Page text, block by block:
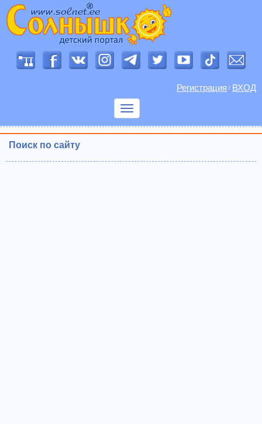
Регистрация / ВХОД
Показать
Поиск по сайту